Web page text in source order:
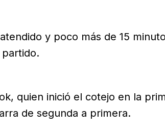
y poco más de 15
quien inició el cotejo en la
de segunda a primera.